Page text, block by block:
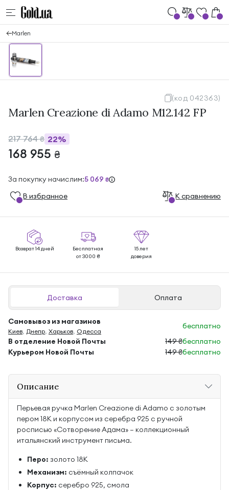
Marlen
(код 042363)
Marlen Creazione di Adamo M12.142 FP
217 764₴ 22%
168 955 ₴
За покупку начислим:5 069 ₴
В избранноe К сравнению
Возврат 14 дней
Бесплатная
от 3000 ₴
15 лет
доверия
Доставка Оплата
Самовывоз из магазинов
Киев, Днепр, Харьков, Одесса
бесплатно
В отделение Новой Почты
149 ₴бесплатно
Курьером Новой Почты
149 ₴бесплатно
Описание
Перьевая ручка Marlen Creazione di Adamo с золотым
пером 18K и корпусом из серебра 925 с ручной
росписью «Сотворение Адама» — коллекционный
итальянский инструмент письма.
Перо: золото 18K
Механизм: съёмный колпачок
Корпус: серебро 925, смола